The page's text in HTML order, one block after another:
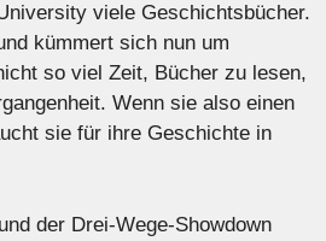
viele Geschichtsbücher.
kümmert sich nun um
so viel Zeit, Bücher zu lesen,
Wenn sie also einen
sie für ihre Geschichte in
der Drei-Wege-Showdown